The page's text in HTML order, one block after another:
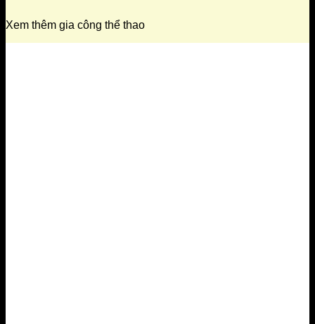
Xem thêm gia công thể thao